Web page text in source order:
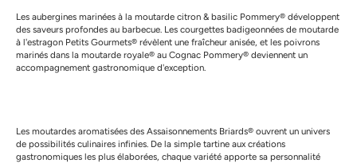
Les aubergines marinées à la moutarde citron & basilic Pommery® développent
des saveurs profondes au barbecue. Les courgettes badigeonnées de moutarde
à l'estragon Petits Gourmets® révèlent une fraîcheur anisée, et les poivrons
marinés dans la moutarde royale® au Cognac Pommery® deviennent un
accompagnement gastronomique d'exception.
Les moutardes aromatisées des Assaisonnements Briards® ouvrent un univers
de possibilités culinaires infinies. De la simple tartine aux créations
gastronomiques les plus élaborées, chaque variété apporte sa personnalité